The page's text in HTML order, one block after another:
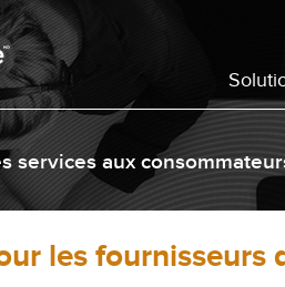
services aux
les fournisseurs